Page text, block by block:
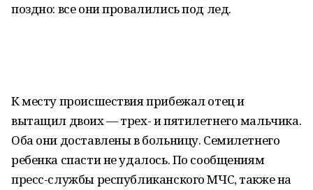
поздно: все они провалились под лед.
К месту происшествия прибежал отец и
вытащил двоих — трех- и пятилетнего мальчика.
Оба они доставлены в больницу. Семилетнего
ребенка спасти не удалось. По сообщениям
пресс-службы республиканского МЧС, также на